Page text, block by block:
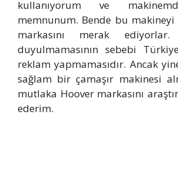
kullanıyorum ve
memnunum. Bende bu
markasını merak
duyulmamasının sebebi
reklam yapmamasıdır. Ancak
sağlam bir çamaşır makinesi
mutlaka Hoover markasını
ederim.